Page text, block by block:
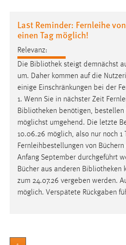
Last Reminder: Fernleihe
einen Tag möglich!
Relevanz:
Die Bibliothek steigt demnächst
um. Daher kommen auf die
einige Einschränkungen bei der
1. Wenn Sie in nächster Zeit
Bibliotheken benötigen, bestellen
möglichst umgehend. Die letzte
10.06.26 möglich, also nur noch 1
Fernleihbestellungen von
Anfang September durchgeführt
Bücher aus anderen Bibliotheken
zum 24.07.26 vergeben werden.
möglich. Verspätete Rückgaben
staticfilecache
Für performante
gespeichert, ob man eingeloggt
Sprachpräferenz
Name:
site-language-preference
Zweck:
Das Cookie speichert die
Cookie Laufzeit:
30 Tage